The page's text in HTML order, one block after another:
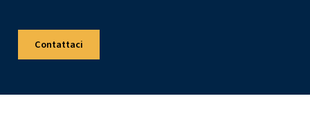
Fare la scelta giusta